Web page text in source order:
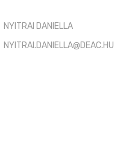
NYITRAI DANIELLA
NYITRAI.DANIELLA@DEAC.HU